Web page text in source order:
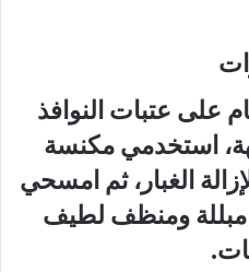
على عتبات النوافذ
استخدمي مكنسة
الغبار، ثم امسحي
ومنظف لطيف